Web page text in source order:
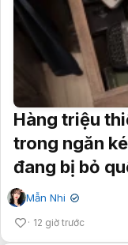
Hàng triệu
trong ngăn
đang bị bỏ
Mẫn Nhi ✔
12 giờ trước